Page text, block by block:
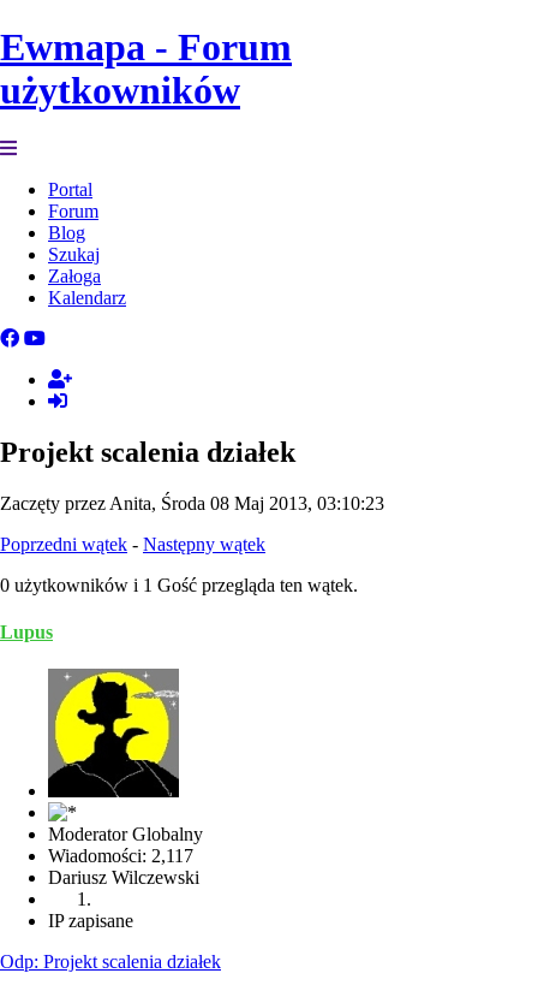
Ewmapa - Forum
użytkowników
Portal
Forum
Blog
Szukaj
Załoga
Kalendarz
Projekt scalenia działek
Zaczęty przez Anita, Środa 08 Maj 2013, 03:10:23
Poprzedni wątek - Następny wątek
0 użytkowników i 1 Gość przegląda ten wątek.
Lupus
Moderator Globalny
Wiadomości: 2,117
Dariusz Wilczewski
IP zapisane
Odp: Projekt scalenia działek